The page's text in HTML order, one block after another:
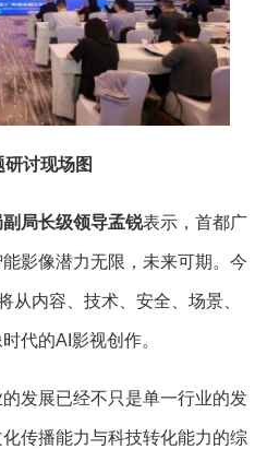
讨现场图
局长级领导孟锐表示，首都广
影像潜力无限，未来可期。今
从内容、技术、安全、场景、
代的AI影视创作。
发展已经不只是单一行业的发
传播能力与科技转化能力的综